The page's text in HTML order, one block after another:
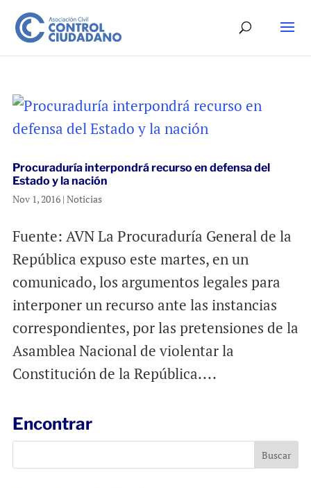
Procuraduría interpondrá recurso en defensa del
Estado y la nación
Nov 1, 2016| Noticias
Fuente: AVN La Procuraduría General de la
República expuso este martes, en un
comunicado, los argumentos legales para
interponer un recurso ante las instancias
correspondientes, por las pretensiones de la
Asamblea Nacional de violentar la
Constitución de la República....
Encontrar